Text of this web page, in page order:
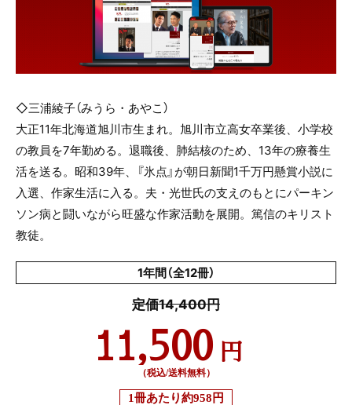
◇三浦綾子（みうら・あやこ）
大正11年北海道旭川市生まれ。旭川市立高女卒業後、小学校
の教員を7年勤める。退職後、肺結核のため、13年の療養生
活を送る。昭和39年、『氷点』が朝日新聞1千万円懸賞小説に
入選、作家生活に入る。夫・光世氏の支えのもとにパーキン
ソン病と闘いながら旺盛な作家活動を展開。篤信のキリスト
教徒。
1年間（全12冊）
定価14,400円
11,500 円
（税込/送料無料）
1冊あたり約958円